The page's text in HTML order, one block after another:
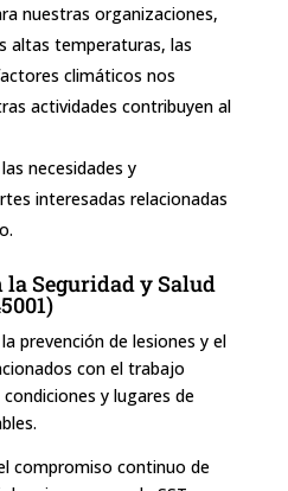
nuestras organizaciones,
altas temperaturas, las
climáticos nos
actividades contribuyen al
necesidades y
interesadas relacionadas
la Seguridad y Salud
prevención de lesiones y el
con el trabajo
y lugares de
compromiso continuo de